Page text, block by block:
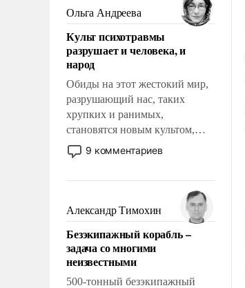
Ольга Андреева
Культ психотравмы
разрушает и человека, и
народ
Обиды на этот жестокий мир,
разрушающий нас, таких
хрупких и ранимых,
становятся новым культом,
постепенно вытесняя и
отменяя традиционное
мужественным и твердым под
ударами судьбы, брать на себя
ответственность, помогать
слабым, идти вперед и
адаптироваться.
9 комментариев
Александр Тимохин
Безэкипажный корабль –
задача со многими
неизвестными
500-тонный безэкипажный